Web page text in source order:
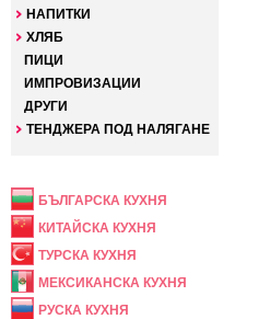
НАПИТКИ
ХЛЯБ
ПИЦИ
ИМПРОВИЗАЦИИ
ДРУГИ
ТЕНДЖЕРА ПОД НАЛЯГАНЕ
БЪЛГАРСКА КУХНЯ
КИТАЙСКА КУХНЯ
ТУРСКА КУХНЯ
МЕКСИКАНСКА КУХНЯ
РУСКА КУХНЯ